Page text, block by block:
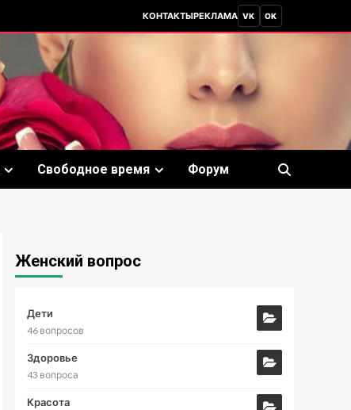
КОНТАКТЫРЕКЛАМА VK OK
Свободное время Форум
Женский вопрос
Дети
46 вопросов
Здоровье
43 вопроса
Красота